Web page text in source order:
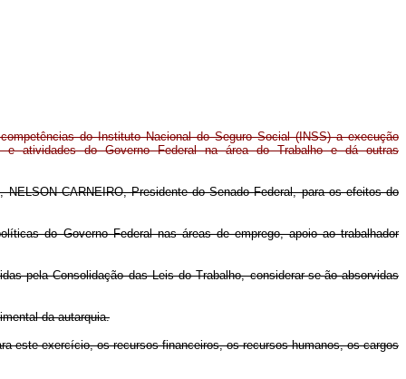
do Instituto Nacional do Seguro Social (INSS) a execução
e atividades do Governo Federal na área do Trabalho e dá outras
CARNEIRO, Presidente do Senado Federal, para os efeitos do
do Governo Federal nas áreas de emprego, apoio ao trabalhador
pela Consolidação das Leis do Trabalho, considerar-se-ão absorvidas
da autarquia.
este exercício, os recursos financeiros, os recursos humanos, os cargos